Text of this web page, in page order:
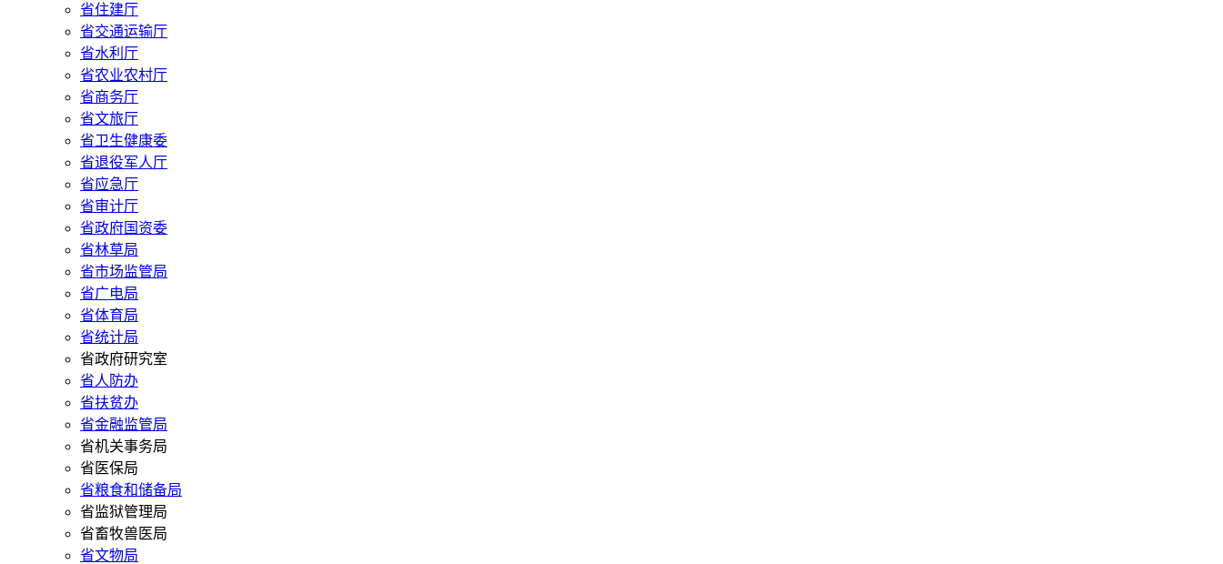
省住建厅
省交通运输厅
省水利厅
省农业农村厅
省商务厅
省文旅厅
省卫生健康委
省退役军人厅
省应急厅
省审计厅
省政府国资委
省林草局
省市场监管局
省广电局
省体育局
省统计局
省政府研究室
省人防办
省扶贫办
省金融监管局
省机关事务局
省医保局
省粮食和储备局
省监狱管理局
省畜牧兽医局
省文物局